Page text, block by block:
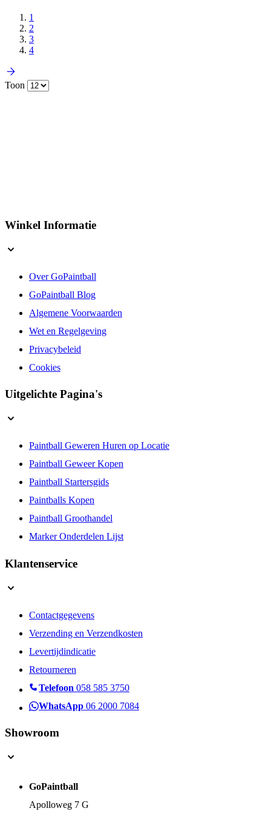
1
2
3
4
Toon
Winkel Informatie
Over GoPaintball
GoPaintball Blog
Algemene Voorwaarden
Wet en Regelgeving
Privacybeleid
Cookies
Uitgelichte Pagina's
Paintball Geweren Huren op Locatie
Paintball Geweer Kopen
Paintball Startersgids
Paintballs Kopen
Paintball Groothandel
Marker Onderdelen Lijst
Klantenservice
Contactgegevens
Verzending en Verzendkosten
Levertijdindicatie
Retourneren
Telefoon 058 585 3750
WhatsApp 06 2000 7084
Showroom
GoPaintball
Apolloweg 7 G